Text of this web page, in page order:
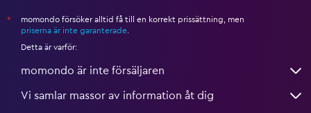
*
momondo försöker alltid få till en korrekt prissättning, men
priserna är inte garanterade.
Detta är varför:
momondo är inte försäljaren
Vi samlar massor av information åt dig